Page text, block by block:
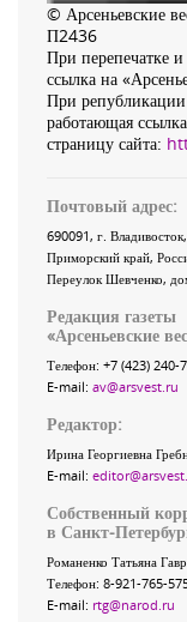
© Арсеньевские
П2436
При перепечатке
ссылка на
При републикации
работающая
страницу сайта:
Почтовый адрес:
690091, г. Владивосток,
Приморский край,
Переулок Шевченко,
Редакция газеты
«Арсеньевские
Телефон: +7 (423) 240-
E-mail: av@arsvest.ru
Редактор:
Ирина Георгиевна
E-mail:
Собственный
в Санкт-
Романенко Татьяна
Телефон: 8-921-765-
E-mail: rtg@narod.ru